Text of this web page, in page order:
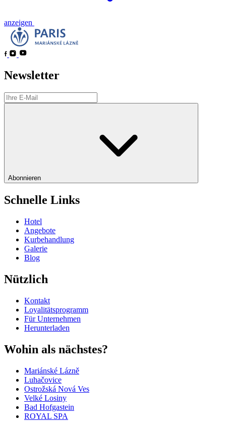
anzeigen
Newsletter
Abonnieren
Schnelle Links
Hotel
Angebote
Kurbehandlung
Galerie
Blog
Nützlich
Kontakt
Loyalitätsprogramm
Für Unternehmen
Herunterladen
Wohin als nächstes?
Mariánské Lázně
Luhačovice
Ostrožská Nová Ves
Velké Losiny
Bad Hofgastein
ROYAL SPA